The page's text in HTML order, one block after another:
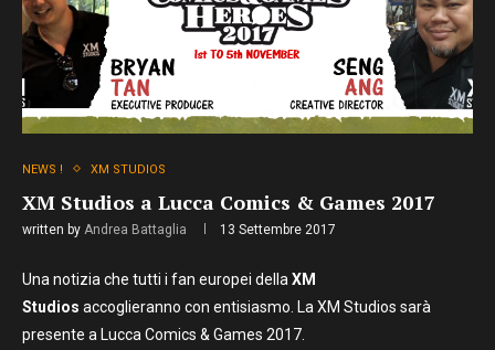
NEWS ! XM STUDIOS
XM Studios a Lucca Comics & Games 2017
written by Andrea Battaglia 13 Settembre 2017
Una notizia che tutti i fan europei della XM
Studios accoglieranno con entisiasmo. La XM Studios sarà
presente a Lucca Comics & Games 2017.